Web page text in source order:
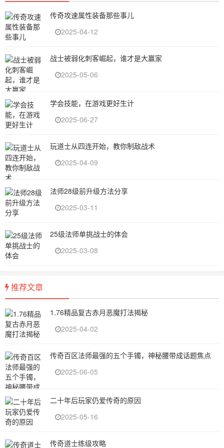
传奇攻速属性装备那些事儿
2025-04-12
战士被弱化刺客崛起，谁才是大赢家
2025-05-06
学会技能，在游戏更好生计
2025-06-27
玩道士从四连开始，教你制敌战术
2025-04-09
法师28级前升级方法分享
2025-03-11
25级法师单挑战士的体会
2025-03-08
推荐文章
1.76精品复古赤月恶魔打法揭秘
2025-04-02
传奇百区法师最强的五个手镯，神秘腰带成话题焦点
2025-06-05
二十年后玩家仍爱传奇的原因
2025-05-16
传奇道士练级攻略